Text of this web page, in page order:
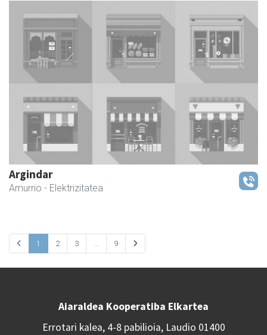
Argindar
Amurrio - Elektrizitatea
1 2 3 ... 9
Aiaraldea Kooperatiba Elkartea
Errotari kalea, 4-8 pabilioia, Laudio 01400